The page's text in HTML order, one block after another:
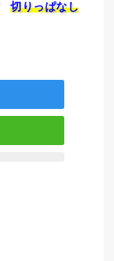
切りっぱなし